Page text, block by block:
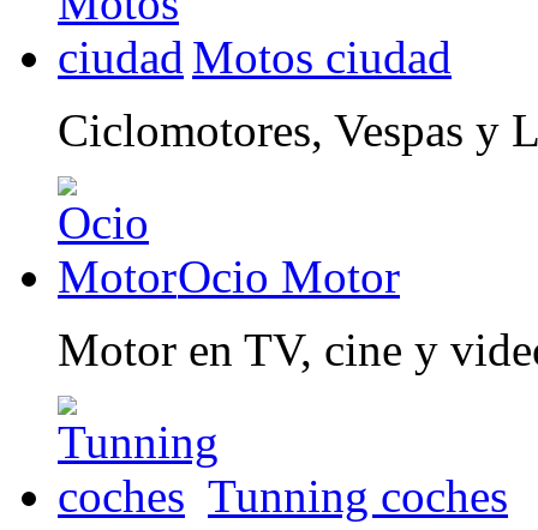
Motos ciudad
Ciclomotores, Vespas y
Ocio Motor
Motor en TV, cine y
Tunning coches